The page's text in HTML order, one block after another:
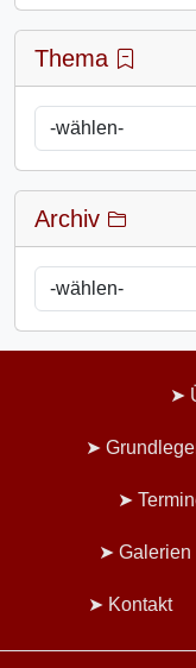
Thema
Archiv
Galerien
Kontakt